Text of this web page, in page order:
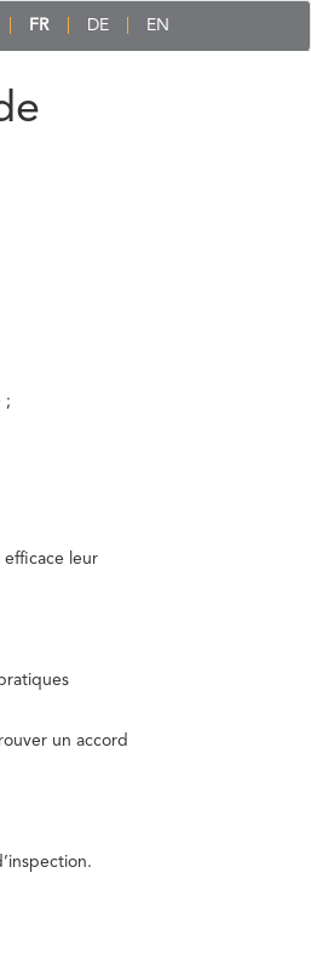
FR DE EN
;
efficace leur
un accord